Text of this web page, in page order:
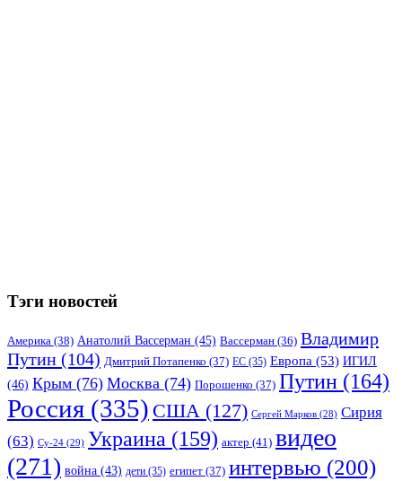
Тэги новостей
Америка (38) Анатолий Вассерман (45) Вассерман (36) Владимир
Путин (104) Дмитрий Потапенко (37) ЕС (35) Европа (53) ИГИЛ
(46) Крым (76) Москва (74) Порошенко (37) Путин (164)
Россия (335) США (127) Сергей Марков (28) Сирия
(63) Су-24 (29) Украина (159) актер (41) видео
(271) война (43) дети (35) египет (37) интервью (200)